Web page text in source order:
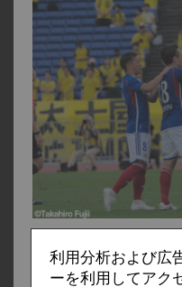
2023.06.19
横浜F・マリノスとブラ
利用分析および広
ーを利用してアク